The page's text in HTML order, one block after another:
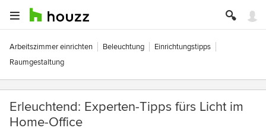
Arbeitszimmer einrichten Beleuchtung
Einrichtungstipps
Raumgestaltung
Erleuchtend: Experten-Tipps fürs Licht im
Home-Office